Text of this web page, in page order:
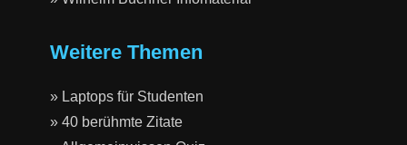
Weitere Themen
» Laptops für Studenten
» 40 berühmte Zitate